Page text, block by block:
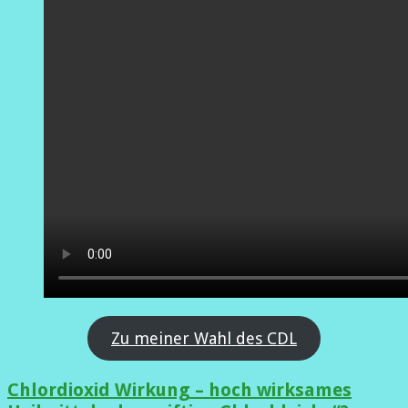
Zu meiner Wahl des CDL
Chlordioxid Wirkung – hoch wirksames